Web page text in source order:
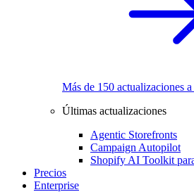
Más de 150 actualizaciones
Últimas actualizaciones
Agentic Storefronts
Campaign Autopilot
Shopify AI Toolkit
Precios
Enterprise